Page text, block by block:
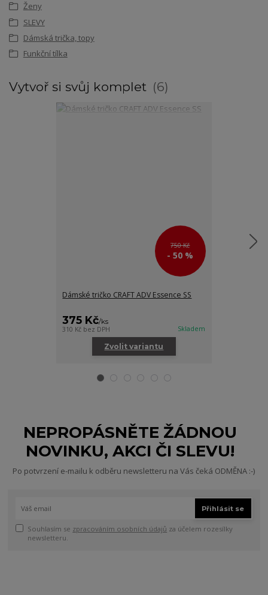
Ženy
SLEVY
Dámská trička, topy
Funkční tílka
Vytvoř si svůj komplet 6
750 Kč
- 50 %
Dámské tričko CRAFT ADV Essence SS
375 Kč/ks
310 Kč bez DPH Skladem
Zvolit variantu
NEPROPÁSNĚTE ŽÁDNOU
NOVINKU, AKCI ČI SLEVU!
Po potvrzení e-mailu k odběru newsletteru na Vás čeká ODMĚNA :-)
Přihlásit se
Souhlasím se zpracováním osobních údajů za účelem rozesílky
newsletteru.